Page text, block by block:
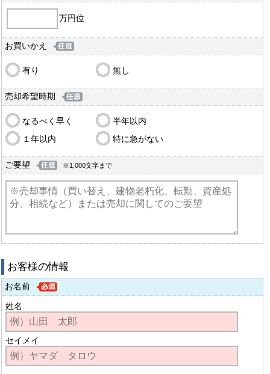
万円位
お買いかえ
有り 無し
売却希望時期
なるべく早く
半年以内
１年以内
特に急がない
ご要望 ※1,000文字まで
お客様の情報
お名前
姓名
セイメイ